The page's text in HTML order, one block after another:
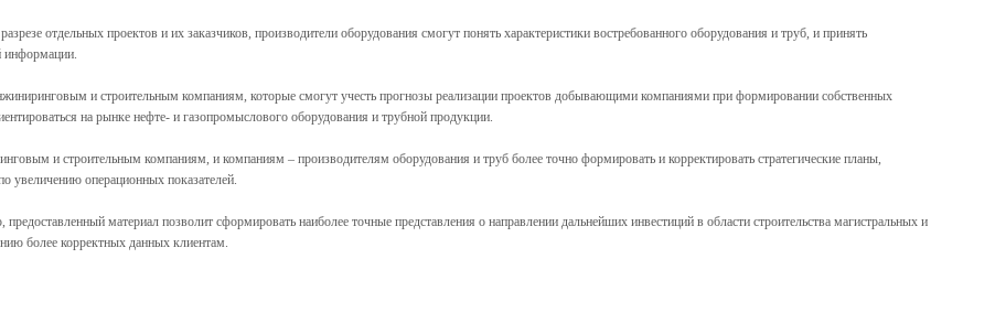
отдельных проектов и их заказчиков, производители оборудования смогут понять характеристики востребованного оборудования и труб, и принять
информации.
и строительным компаниям, которые смогут учесть прогнозы реализации проектов добывающими компаниями при формировании собственных
на рынке нефте- и газопромыслового оборудования и трубной продукции.
и строительным компаниям, и компаниям – производителям оборудования и труб более точно формировать и корректировать стратегические планы,
увеличению операционных показателей.
материал позволит сформировать наиболее точные представления о направлении дальнейших инвестиций в области строительства магистральных и
более корректных данных клиентам.